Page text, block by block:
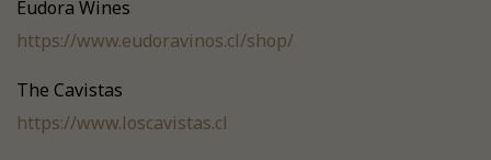
Eudora Wines
https://www.eudoravinos.cl/shop/
The Cavistas
https://www.loscavistas.cl